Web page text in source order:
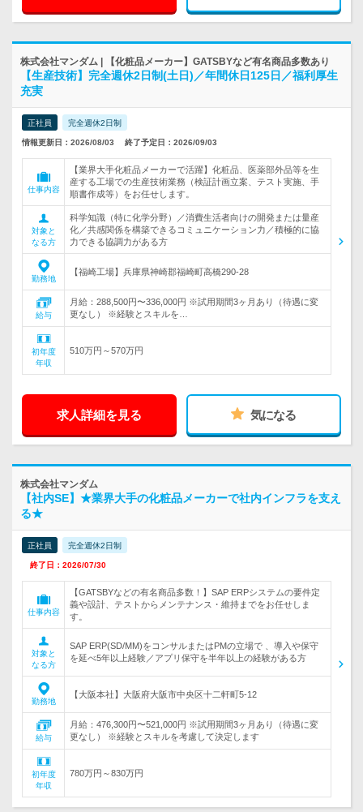
株式会社マンダム | 【化粧品メーカー】GATSBYなど有名商品多数あり
【生産技術】完全週休2日制(土日)／年間休日125日／福利厚生
充実
正社員 完全週休2日制
情報更新日：2026/08/03 終了予定日：2026/09/03
仕事内容
【業界大手化粧品メーカーで活躍】化粧品、医薬部外品等を生
産する工場での生産技術業務（検証計画立案、テスト実施、手
順書作成等）をお任せします。
対象と
なる方
科学知識（特に化学分野）／消費生活者向けの開発または量産
化／共感関係を構築できるコミュニケーション力／積極的に協
力できる協調力がある方
勤務地
【福崎工場】兵庫県神崎郡福崎町高橋290-28
給与
月給：288,500円〜336,000円 ※試用期間3ヶ月あり（待遇に変
更なし） ※経験とスキルを…
初年度
年収
510万円～570万円
求人詳細を見る 気になる
株式会社マンダム
【社内SE】★業界大手の化粧品メーカーで社内インフラを支え
る★
正社員 完全週休2日制
終了日：2026/07/30
仕事内容
【GATSBYなどの有名商品多数！】SAP ERPシステムの要件定
義や設計、テストからメンテナンス・維持までをお任せしま
す。
対象と
なる方
SAP ERP(SD/MM)をコンサルまたはPMの立場で 、導入や保守
を延べ5年以上経験／アプリ保守を半年以上の経験がある方
勤務地
【大阪本社】大阪府大阪市中央区十二軒町5-12
給与
月給：476,300円〜521,000円 ※試用期間3ヶ月あり（待遇に変
更なし） ※経験とスキルを考慮して決定します
初年度
年収
780万円～830万円